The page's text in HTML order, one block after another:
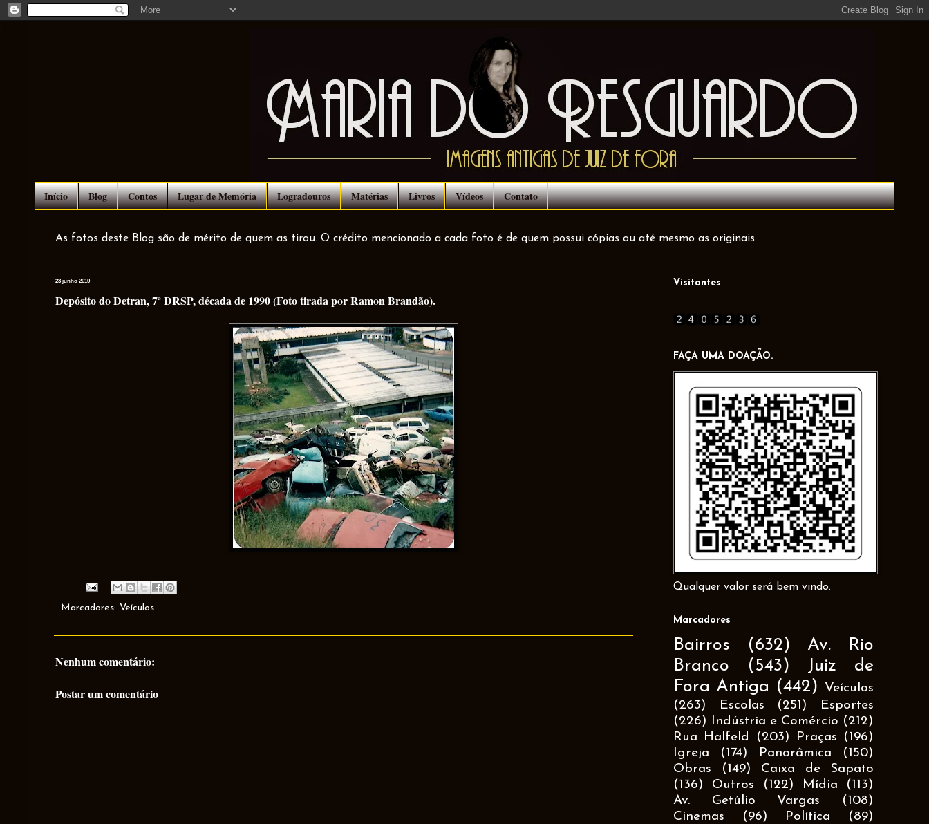
Início Blog Contos Lugar de Memória Logradouros Matérias Livros Vídeos Contato
As fotos deste Blog são de mérito de quem as tirou. O crédito mencionado a cada foto é de quem possui cópias ou até mesmo as originais.
23 junho 2010
Depósito do Detran, 7ª DRSP, década de 1990 (Foto tirada por Ramon Brandão).
Marcadores: Veículos
Nenhum comentário:
Postar um comentário
Visitantes
FAÇA UMA DOAÇÃO.
Qualquer valor será bem vindo.
Marcadores
Bairros (632)
Av. Rio
Branco
(543)
Juiz de
Fora Antiga (442)
Veículos
(263)
Escolas (251)
Esportes
(226)
Indústria e Comércio (212)
Rua Halfeld
(203) Praças
(196)
Igreja
(174) Panorâmica
(150)
Obras
(149)
Caixa de Sapato
(136)
Outros (122) Mídia
(113)
Av. Getúlio Vargas
(108)
Cinemas
(96) Política
(89)